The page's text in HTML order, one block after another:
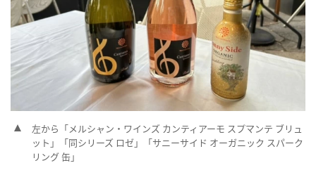
左から「メルシャン・ワインズ カンティアーモ スプマンテ ブリュ
ット」「同シリーズ ロゼ」「サニーサイド オーガニック スパーク
リング 缶」